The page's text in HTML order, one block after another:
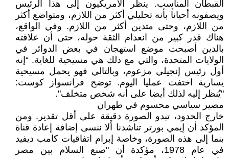
القبطان المناسب. ينظر الأمريكيون إلى هذا الرئيس
ويصفونه أحياناً بأنه تحليلي أكثر من اللازم، ومتواضع أكثر
من اللازم، وحتى متدين أكثر من اللازم. وفي الواقع،
هناك قدر كبير من انعدام الثقة حوله، حتى أن علاقته
بالدين أصبحت موضع استهجان في بعض الدوائر في
الولايات المتحدة، والتي مع ذلك هي مسيحية للغاية. “إنه
أول رئيس إنجيلي مزعوم، وبالتالي فهو يحمل مسيحية
يسارية اختفت عمليا اليوم. توضح فرانسواز كوست:
"يُنظر إليه لذلك أيضا على أنه شخص متخلف".
مصير سياسي محسوم في طهران
خارج الحدود، تبدو الصورة دقيقة على أقل تقدير. ومن
المؤكد أن إيمي بورتر تناشدنا ألا ننسى إضافة إعادة قناة
بنما إلى هذه الصورة، وخاصة إبرام اتفاقيات كامب ديفيد
في عام 1978، مؤكدة أن "صنع السلام بين مصر